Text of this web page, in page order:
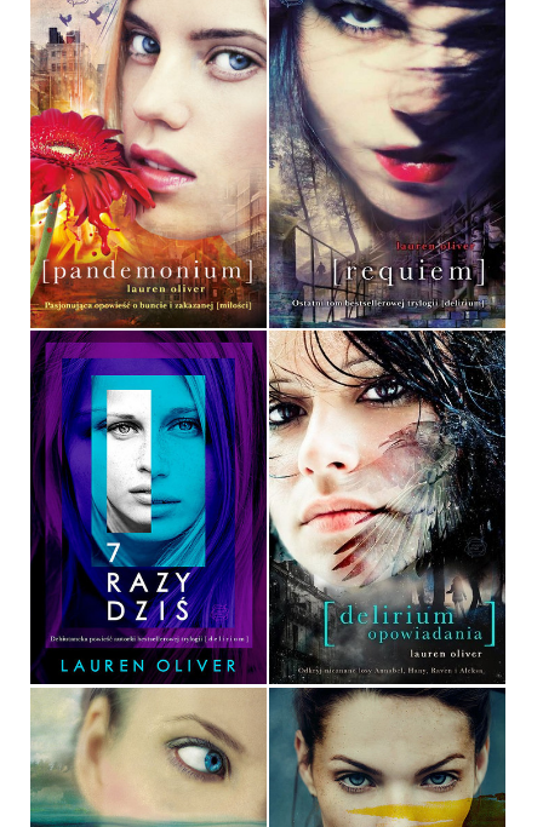
PANDEMONIUM
LAUREN OLIVER
OPRAWA MIĘKKA
34,90 ZŁ
REQUIEM
LAUREN OLIVER
OPRAWA MIĘKKA
34,90 ZŁ
7 RAZY DZIŚ
LAUREN OLIVER
OPRAWA MIĘKKA
34,90 ZŁ
DELIRIUM. OPOWIADANIA
LAUREN OLIVER
OPRAWA MIĘKKA
29,90 ZŁ